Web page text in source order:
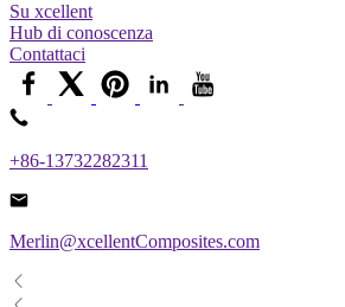
Su xcellent
Hub di conoscenza
Contattaci
+86-13732282311
Merlin@xcellentComposites.com